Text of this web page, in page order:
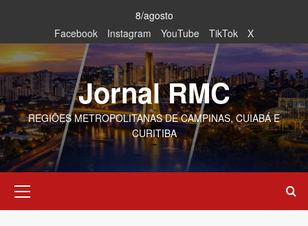
content
8/agosto
Facebook
Instagram YouTube TikTok X
Jornal RMC
REGIÕES METROPOLITANAS DE CAMPINAS, CUIABÁ E
CURITIBA
Menu